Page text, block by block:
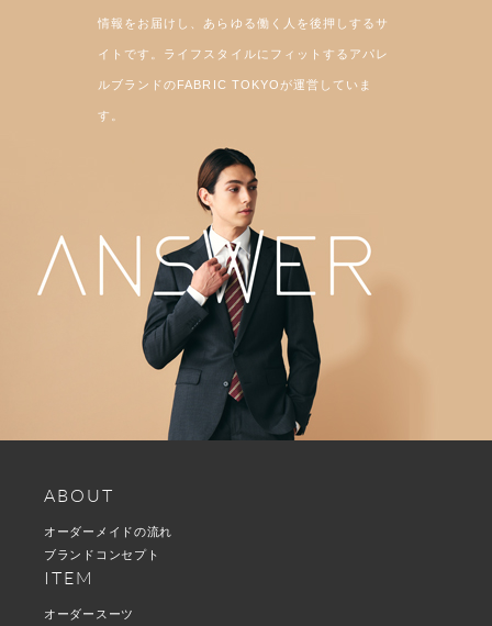
情報をお届けし、あらゆる働く人を後押しするサ
イトです。ライフスタイルにフィットするアパレ
ルブランドのFABRIC TOKYOが運営していま
す。
ABOUT
オーダーメイドの流れ
ブランドコンセプト
ITEM
オーダースーツ